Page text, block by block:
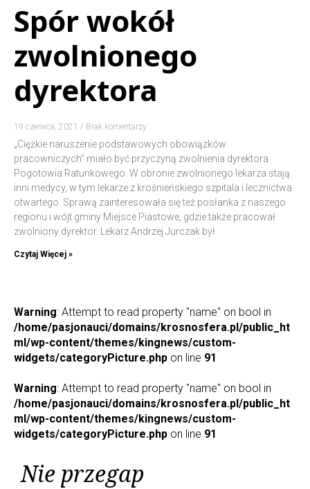
Spór wokół
zwolnionego
dyrektora
19 czerwca, 2021 Brak komentarzy
„Ciężkie naruszenie podstawowych obowiązków
pracowniczych” miało być przyczyną zwolnienia dyrektora
Pogotowia Ratunkowego. W obronie zwolnionego lekarza stają
inni medycy, w tym lekarze z krośnieńskiego szpitala i lecznictwa
otwartego. Sprawą zainteresowała się też posłanka z naszego
regionu i wójt gminy Miejsce Piastowe, gdzie także pracował
zwolniony dyrektor. Lekarz Andrzej Jurczak był
Czytaj Więcej »
Warning: Attempt to read property "name" on bool in
/home/pasjonauci/domains/krosnosfera.pl/public_ht
ml/wp-content/themes/kingnews/custom-
widgets/categoryPicture.php on line 91
Warning: Attempt to read property "name" on bool in
/home/pasjonauci/domains/krosnosfera.pl/public_ht
ml/wp-content/themes/kingnews/custom-
widgets/categoryPicture.php on line 91
Nie przegap